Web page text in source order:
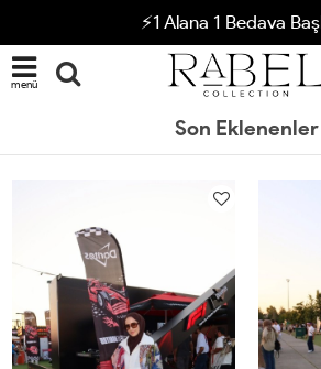
⚡1 Alana 1 Bedava
menü
Son Eklenenler